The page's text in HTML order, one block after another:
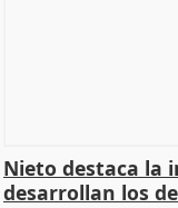
Nieto destaca la
desarrollan los